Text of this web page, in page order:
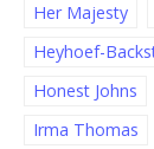
Her Majesty
Heyhoef-
Honest Johns
Irma Thomas